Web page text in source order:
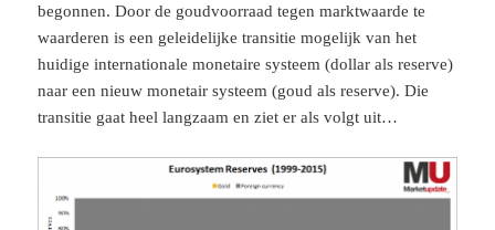
begonnen. Door de goudvoorraad tegen marktwaarde te
waarderen is een geleidelijke transitie mogelijk van het
huidige internationale monetaire systeem (dollar als reserve)
naar een nieuw monetair systeem (goud als reserve). Die
transitie gaat heel langzaam en ziet er als volgt uit…